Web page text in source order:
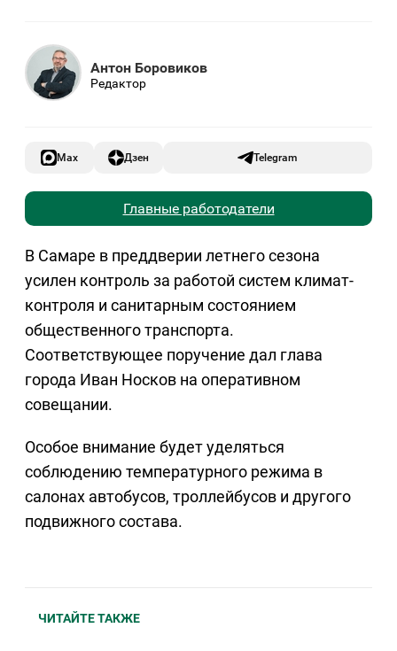
Антон Боровиков
Редактор
Max Дзен Telegram
Главные работодатели
В Самаре в преддверии летнего сезона
усилен контроль за работой систем климат-
контроля и санитарным состоянием
общественного транспорта.
Соответствующее поручение дал глава
города Иван Носков на оперативном
совещании.
Особое внимание будет уделяться
соблюдению температурного режима в
салонах автобусов, троллейбусов и другого
подвижного состава.
ЧИТАЙТЕ ТАКЖЕ